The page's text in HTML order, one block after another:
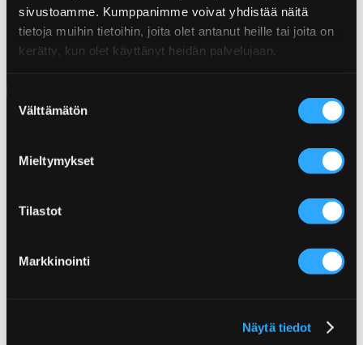
sivustoamme. Kumppanimme voivat yhdistää näitä
tietoja muihin tietoihin, joita olet antanut heille tai joita on
kerätty, kun olet käyttänyt heidän palvelujaan.
valinta
Välttämätön
Mieltymykset
Tilastot
Markkinointi
Näytä tiedot
Katso kaikki Grillikoulun jaksot!